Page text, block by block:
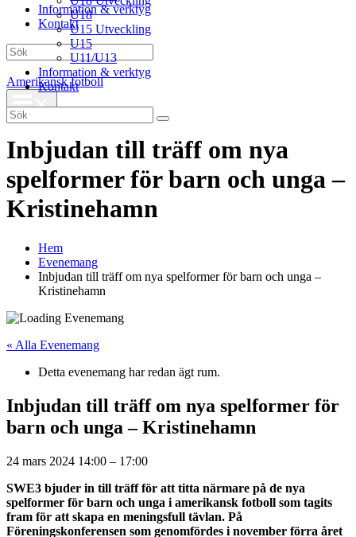
Information & verktyg
Kontakt
Sök
Amerikansk fotboll
U18
U15 Utveckling
U15
U11/U13
Information & verktyg
Kontakt
Search
for:
Inbjudan till träff om nya
spelformer för barn och unga –
Kristinehamn
Hem
Evenemang
Inbjudan till träff om nya spelformer för barn och unga –
Kristinehamn
« Alla Evenemang
Detta evenemang har redan ägt rum.
Inbjudan till träff om nya spelformer för
barn och unga – Kristinehamn
24 mars 2024 14:00 – 17:00
SWE3 bjuder in till träff för att titta närmare på de nya
spelformer för barn och unga i amerikansk fotboll som tagits
fram för att skapa en meningsfull tävlan. På
Föreningskonferensen som genomfördes i november förra året